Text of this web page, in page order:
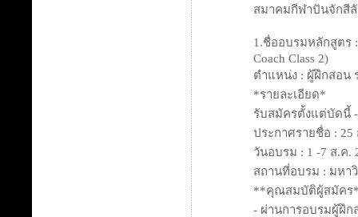
สมาคมกีฬาปันจักสีลั
1.ชื่ออบรมหลักสูตร
Coach Class 2)
ตำแหน่ง : ผู้ฝึกสอน
*รายละเอียด*
รับสมัครตั้งแต่บัดนี้ -
ประกาศรายชื่อ : 25
วันอบรม : 1 -7 ส.ค.
สถานที่อบรม : มหา
**คุณสมบัติผู้สมัคร
- ผ่านการอบรมผู้ฝึ